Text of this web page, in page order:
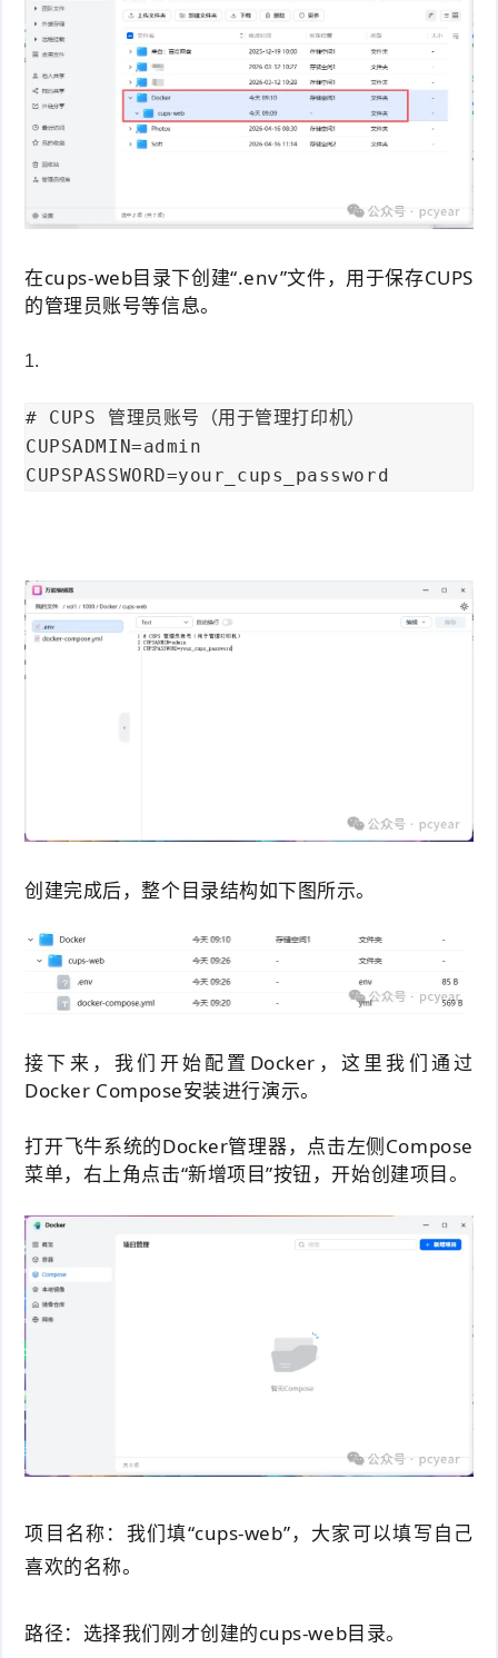
在cups-web目录下创建“.env”文件，用于保存CUPS
的管理员账号等信息。
# CUPS 管理员账号（用于管理打印机）
CUPSADMIN=admin
CUPSPASSWORD=your_cups_password
创建完成后，整个目录结构如下图所示。
接下来，我们开始配置Docker，这里我们通过
Docker Compose安装进行演示。
打开飞牛系统的Docker管理器，点击左侧Compose
菜单，右上角点击“新增项目”按钮，开始创建项目。
项目名称：我们填“cups-web”，大家可以填写自己
喜欢的名称。
路径：选择我们刚才创建的cups-web目录。